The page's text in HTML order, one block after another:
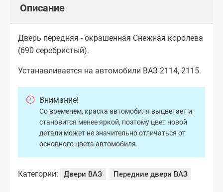
Описание
Дверь передняя - окрашенная Снежная королева
(690 серебристый).
Устанавливается на автомобили ВАЗ 2114, 2115.
Внимание!
Со временем, краска автомобиля выцветает и
становится менее яркой, поэтому цвет новой
детали может не значительно отличаться от
основного цвета автомобиля.
Категории: Двери ВАЗ Передние двери ВАЗ